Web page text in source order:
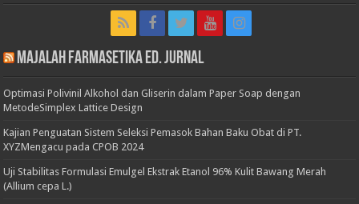
Majalah Farmasetika Ed. Jurnal
Optimasi Polivinil Alkohol dan Gliserin dalam Paper Soap dengan
MetodeSimplex Lattice Design
Kajian Penguatan Sistem Seleksi Pemasok Bahan Baku Obat di PT.
XYZMengacu pada CPOB 2024
Uji Stabilitas Formulasi Emulgel Ekstrak Etanol 96% Kulit Bawang Merah
(Allium cepa L.)